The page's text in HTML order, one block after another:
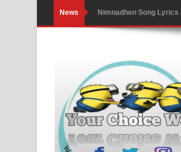
News Obamai Mage Adare
Pansal Gihin Song
Ankeliya Song Lyrics -
DEAR GOD Song
MANAMALA KATHA
Dai Dai Lyrics -